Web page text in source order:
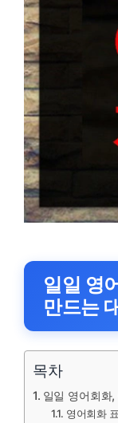
일일 영
만드는
목차
일일 영어회화
영어회화